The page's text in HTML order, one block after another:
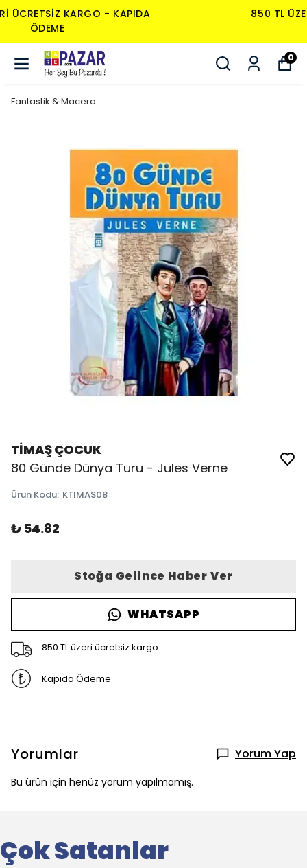
850 TL ÜZERI ÜCRETSIZ KARGO - KAPIDA
0
Fantastik & Macera
TİMAŞ ÇOCUK
80 Günde Dünya Turu - Jules Verne
Ürün Kodu: KTIMAS08
₺ 54.82
Stoğa Gelince Haber Ver
WHATSAPP
850 TL üzeri ücretsiz kargo
Kapıda Ödeme
Yorumlar Yorum Yap
Bu ürün için henüz yorum yapılmamış.
Çok Satanlar